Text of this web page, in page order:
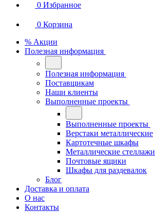
0 Избранное
0 Корзина
% Акции
Полезная информация
Полезная информация
Поставщикам
Наши клиенты
Выполненные проекты
Выполненные проекты
Верстаки металлические
Картотечные шкафы
Металлические стеллажи
Почтовые ящики
Шкафы для раздевалок
Блог
Доставка и оплата
О нас
Контакты